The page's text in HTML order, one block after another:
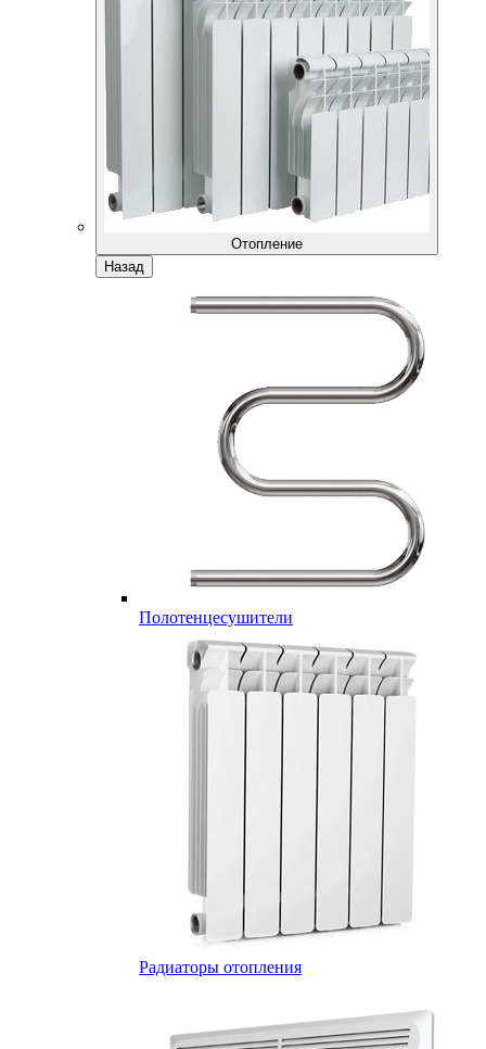
Отопление
Назад
Полотенцесушители
Радиаторы отопления